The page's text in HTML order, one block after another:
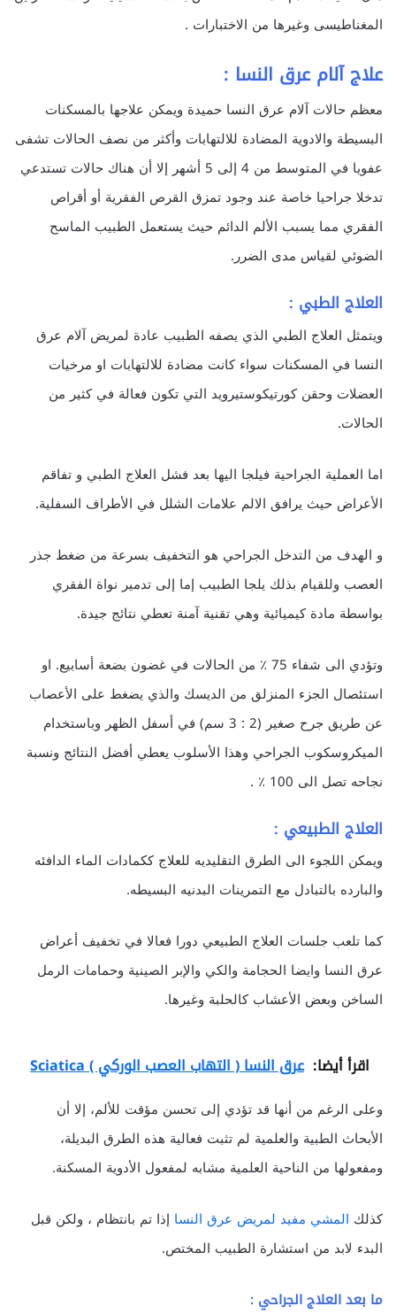
المغناطيسى وغيرها من الاختبارات .
علاج آلام عرق النسا :
معظم حالات آلام عرق النسا حميدة ويمكن علاجها بالمسكنات
البسيطة والادوية المضادة للالتهابات وأكثر من نصف الحالات تشفى
عفويا في المتوسط ​​من 4 إلى 5 أشهر إلا أن هناك حالات تستدعي
تدخلا جراحيا خاصة عند وجود تمزق القرص الفقرية أو أقراص
الفقري مما يسبب الألم الدائم حيث يستعمل الطبيب الماسح
الضوئي لقياس مدى الضرر.
العلاج الطبي :
ويتمثل العلاج الطبي الذي يصفه الطبيب عادة لمريض آلام عرق
النسا في المسكنات سواء كانت مضادة للالتهابات او مرخيات
العضلات وحقن كورتيكوستيرويد التي تكون فعالة في كثير من
الحالات.
اما العملية الجراحية فيلجا اليها بعد فشل العلاج الطبي و تفاقم
الأعراض حيث يرافق الالم علامات الشلل في الأطراف السفلية.
و الهدف من التدخل الجراحي هو التخفيف بسرعة من ضغط جذر
العصب وللقيام بذلك يلجا الطبيب إما إلى تدمير نواة الفقري
بواسطة مادة كيميائية وهي تقنية آمنة تعطي نتائج جيدة.
وتؤدي الى شفاء 75 ٪ من الحالات في غضون بضعة أسابيع. او
استئصال الجزء المنزلق من الديسك والذي يضغط على الأعصاب
عن طريق جرح صغير (2 : 3 سم) في أسفل الظهر وباستخدام
الميكروسكوب الجراحي وهذا الأسلوب يعطي أفضل النتائج ونسبة
نجاحه تصل الى 100 ٪ .
العلاج الطبيعي :
ويمكن اللجوء الى الطرق التقليديه للعلاج ككمادات الماء الدافئه
والبارده بالتبادل مع التمرينات البدنيه البسيطه.
كما تلعب جلسات العلاج الطبيعي دورا فعالا في تخفيف أعراض
عرق النسا وايضا الحجامة والكي والإبر الصينية وحمامات الرمل
الساخن وبعض الأعشاب كالحلبة وغيرها.
اقرأ أيضا: عرق النسا ( التهاب العصب الوركي ) Sciatica
وعلى الرغم من أنها قد تؤدي إلى تحسن مؤقت للألم، إلا أن
الأبحاث الطبية والعلمية لم تثبت فعالية هذه الطرق البديلة،
ومفعولها من الناحية العلمية مشابه لمفعول الأدوية المسكنة.
كذلك المشي مفيد لمريض عرق النسا إذا تم بانتظام ، ولكن قبل
البدء لابد من استشارة الطبيب المختص.
ما بعد العلاج الجراحي :